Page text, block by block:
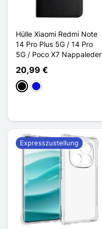
Hülle Xiaomi Redmi Note
14 Pro Plus 5G / 14 Pro
5G / Poco X7 Nappaleder
20,99 €
Schwarz
Blau
Expresszustellung